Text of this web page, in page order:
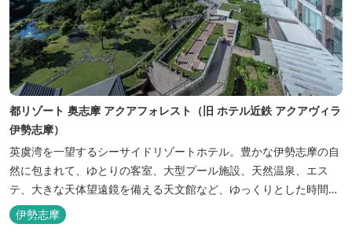
都リゾート 奥志摩 アクアフォレスト（旧 ホテル近鉄 アクアヴィラ
伊勢志摩）
英虞湾を一望するシーサイドリゾートホテル。豊かな伊勢志摩の自
然に包まれて、ゆとりの客室、大型プール施設、天然温泉、エス
テ、大きな天体望遠鏡を備える天文館など、ゆっくりとした時間を
楽しみながら過ごすことができます。 屋内プール：通年 屋外プー
ル：2025年7月19日（土）～8月31日（日）
伊勢志摩